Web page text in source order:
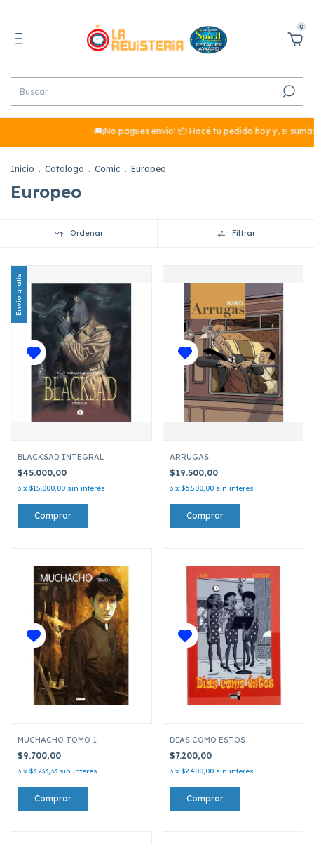
0
🚚¡No pagues envío! 📦 Hacé tu pedido hoy y, si sumás más de
Inicio . Catalogo . Comic . Europeo
Europeo
Ordenar Filtrar
Envío gratis
BLACKSAD INTEGRAL
$45.000,00
3 x $15.000,00 sin interés
ARRUGAS
$19.500,00
3 x $6.500,00 sin interés
MUCHACHO TOMO 1
$9.700,00
3 x $3.233,33 sin interés
DIAS COMO ESTOS
$7.200,00
3 x $2.400,00 sin interés